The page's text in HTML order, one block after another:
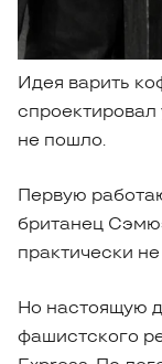
Идея варить
не пошло.
Первую
британец
практически
Но настоящую
фашистского